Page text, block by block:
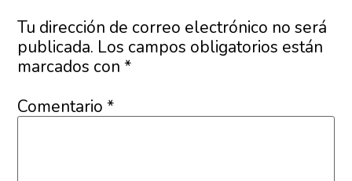
Tu dirección de correo electrónico no será
publicada. Los campos obligatorios están
marcados con*
Comentario*